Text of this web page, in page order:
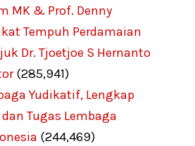
MK & Prof. Denny
Tempuh Perdamaian
Dr. Tjoetjoe S Hernanto
(285,941)
Yudikatif, Lengkap
Tugas Lembaga
(244,469)